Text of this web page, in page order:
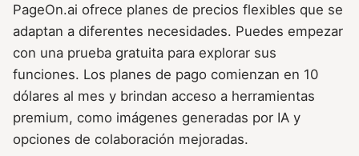
PageOn.ai ofrece planes de precios flexibles que se
adaptan a diferentes necesidades. Puedes empezar
con una prueba gratuita para explorar sus
funciones. Los planes de pago comienzan en 10
dólares al mes y brindan acceso a herramientas
premium, como imágenes generadas por IA y
opciones de colaboración mejoradas.